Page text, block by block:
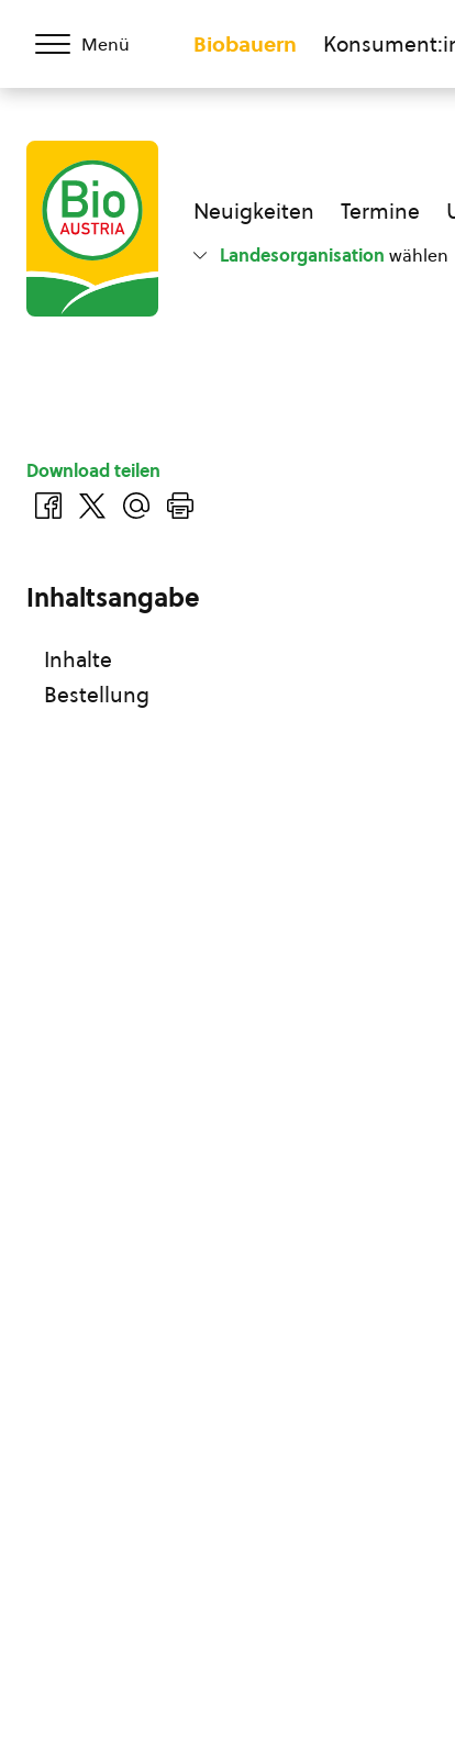
Menü Biobauern
Neuigkeiten Termine
Landesorganisation wählen
Download teilen
Inhaltsangabe
Inhalte
Bestellung